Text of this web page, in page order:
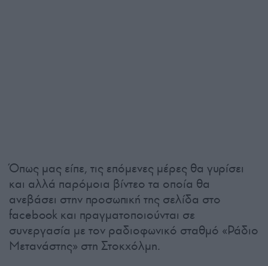
Όπως μας είπε, τις επόμενες μέρες θα γυρίσει
και αλλά παρόμοια βίντεο τα οποία θα
ανεβάσει στην προσωπική της σελίδα στο
facebook και πραγματοποιούνται σε
συνεργασία με τον ραδιοφωνικό σταθμό «Ράδιο
Μετανάστης» στη Στοκχόλμη.